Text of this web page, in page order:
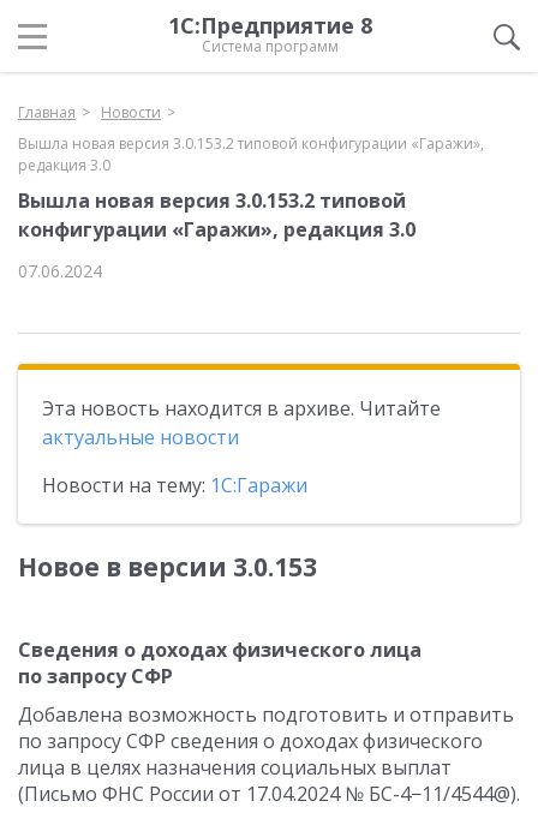
1С:Предприятие 8
Система программ
Главная
Новости
Вышла новая версия 3.0.153.2 типовой конфигурации «Гаражи»,
редакция 3.0
Вышла новая версия 3.0.153.2 типовой
конфигурации «Гаражи», редакция 3.0
07.06.2024
Эта новость находится в архиве. Читайте
актуальные новости
Новости на тему: 1С:Гаражи
Новое в версии 3.0.153
Сведения о доходах физического лица
по запросу СФР
Добавлена возможность подготовить и отправить
по запросу СФР сведения о доходах физического
лица в целях назначения социальных выплат
(Письмо ФНС России от 17.04.2024№ БС-4−11/4544@).